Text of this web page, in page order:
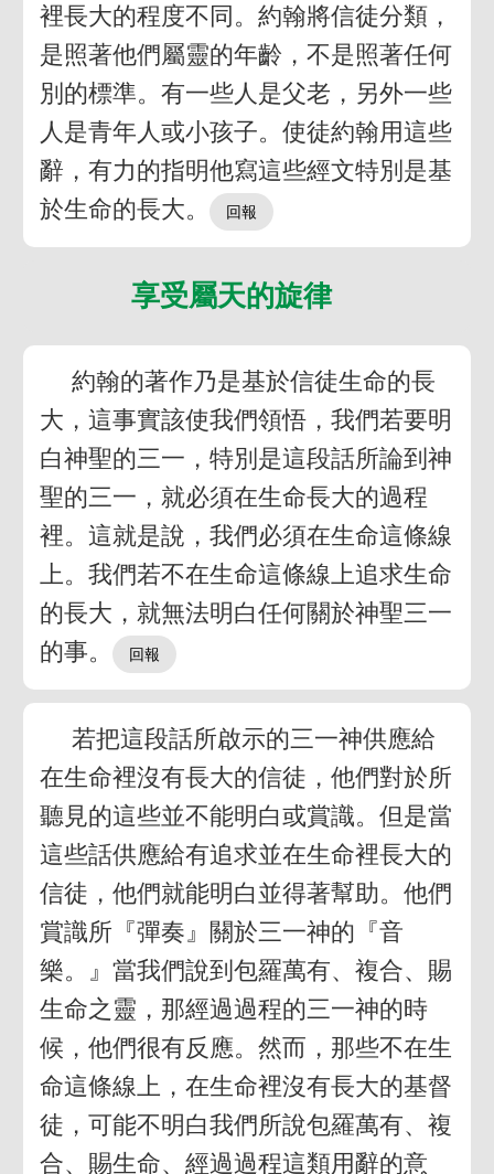
裡長大的程度不同。約翰將信徒分類，
是照著他們屬靈的年齡，不是照著任何
別的標準。有一些人是父老，另外一些
人是青年人或小孩子。使徒約翰用這些
辭，有力的指明他寫這些經文特別是基
於生命的長大。
享受屬天的旋律
約翰的著作乃是基於信徒生命的長
大，這事實該使我們領悟，我們若要明
白神聖的三一，特別是這段話所論到神
聖的三一，就必須在生命長大的過程
裡。這就是說，我們必須在生命這條線
上。我們若不在生命這條線上追求生命
的長大，就無法明白任何關於神聖三一
的事。
若把這段話所啟示的三一神供應給
在生命裡沒有長大的信徒，他們對於所
聽見的這些並不能明白或賞識。但是當
這些話供應給有追求並在生命裡長大的
信徒，他們就能明白並得著幫助。他們
賞識所『彈奏』關於三一神的『音
樂。』當我們說到包羅萬有、複合、賜
生命之靈，那經過過程的三一神的時
候，他們很有反應。然而，那些不在生
命這條線上，在生命裡沒有長大的基督
徒，可能不明白我們所說包羅萬有、複
合、賜生命、經過過程這類用辭的意